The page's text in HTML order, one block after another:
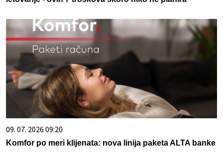
09. 07. 2026 09:20
Komfor po meri klijenata: nova linija paketa ALTA banke